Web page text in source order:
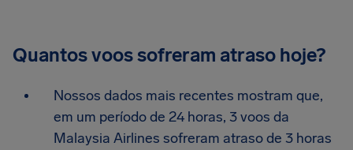
Quantos voos sofreram atraso hoje?
Nossos dados mais recentes mostram que,
em um período de 24 horas, 3 voos da
Malaysia Airlines sofreram atraso de 3 horas